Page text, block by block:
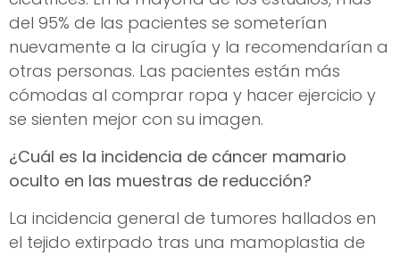
del 95% de las pacientes se someterían
nuevamente a la cirugía y la recomendarían a
otras personas. Las pacientes están más
cómodas al comprar ropa y hacer ejercicio y
se sienten mejor con su imagen.
¿Cuál es la incidencia de cáncer mamario
oculto en las muestras de reducción?
La incidencia general de tumores hallados en
el tejido extirpado tras una mamoplastia de